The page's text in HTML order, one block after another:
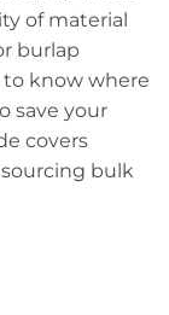
of material
burlap
know where
save your
covers
bulk